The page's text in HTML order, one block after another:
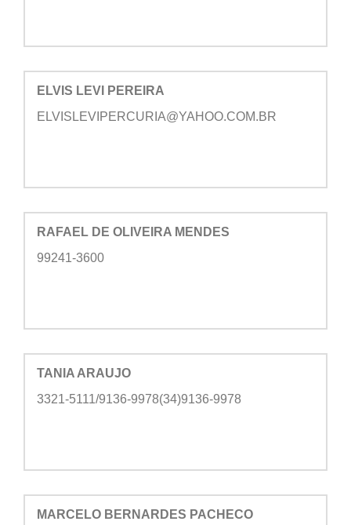
ELVIS LEVI PEREIRA
ELVISLEVIPERCURIA@YAHOO.COM.BR
RAFAEL DE OLIVEIRA MENDES
99241-3600
TANIA ARAUJO
3321-5111/9136-9978(34)9136-9978
MARCELO BERNARDES PACHECO